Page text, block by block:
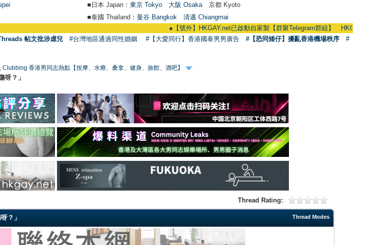
■日本 Japan： 東京 Tokyo 大阪 Osaka 京都 Kyoto
■泰國 Thailand： 曼谷 Bangkok
清邁 Chiangmai
【號外】HKGAY.net已啟動自家製【群聚Telegram群組】 HKGAY.net has
帖文批涉虐兒 #台灣地區通過同性婚姻 #【大愛同行】香港國泰男男廣告 #【恐同矮仔】擾亂香港機場秩序
#
香港男同志熱點【按摩、水療、桑拿、健身、旅館、酒吧】
？」
Thread Rating:
Thread Modes
？」